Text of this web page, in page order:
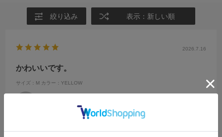
絞り込み 表示：新しい順
2026.7.16
かわいいです。
サイズ：M カラー：YELLOW
20代
ふつう 靴のサイズ:～23cm